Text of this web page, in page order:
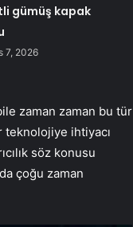
gümüş kapak
7, 2026
zaman zaman bu tür
teknolojiye ihtiyacı
söz konusu
çoğu zaman